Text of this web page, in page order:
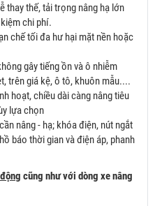
thay thế, tải trọng nâng hạ lớn
chi phí.
chế tối đa hư hại mặt nền hoặc
gây tiếng ồn và ô nhiễm
trên giá kệ, ô tô, khuôn mẫu....
hoạt, chiều dài càng nâng tiêu
lựa chọn
nâng - hạ; khóa điện, nút ngắt
báo thời gian và điện áp, phanh
cũng như với dòng xe nâng